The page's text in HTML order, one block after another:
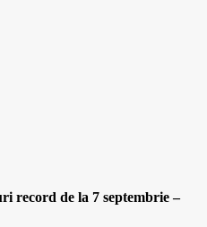
record de la 7 septembrie –